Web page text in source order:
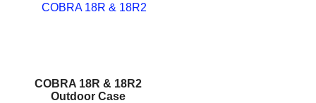
COBRA 18R & 18R2
Outdoor Case